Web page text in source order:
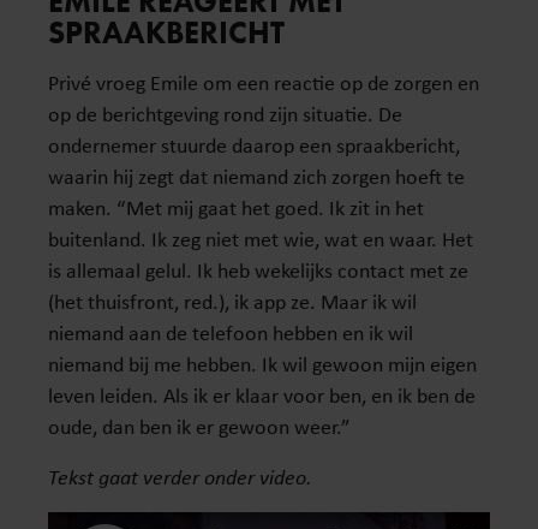
SPRAAKBERICHT
Privé vroeg Emile om een reactie op de zorgen en
op de berichtgeving rond zijn situatie. De
ondernemer stuurde daarop een spraakbericht,
waarin hij zegt dat niemand zich zorgen hoeft te
maken. “Met mij gaat het goed. Ik zit in het
buitenland. Ik zeg niet met wie, wat en waar. Het
is allemaal gelul. Ik heb wekelijks contact met ze
(het thuisfront, red.), ik app ze. Maar ik wil
niemand aan de telefoon hebben en ik wil
niemand bij me hebben. Ik wil gewoon mijn eigen
leven leiden. Als ik er klaar voor ben, en ik ben de
oude, dan ben ik er gewoon weer.”
Tekst gaat verder onder video.